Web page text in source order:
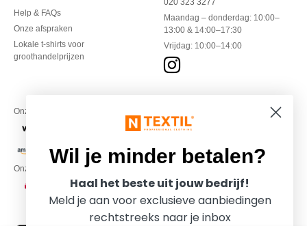
Help & FAQs
Onze afspraken
Lokale t-shirts voor
groothandelprijzen
020 323 3277
Maandag – donderdag: 10:00–
13:00 & 14:00–17:30
Vrijdag: 10:00–14:00
Onze financiële partners
Onze transporteurs
Wil je minder betalen?
Haal het beste uit jouw bedrijf!
Meld je aan voor exclusieve aanbiedingen
rechtstreeks naar je inbox